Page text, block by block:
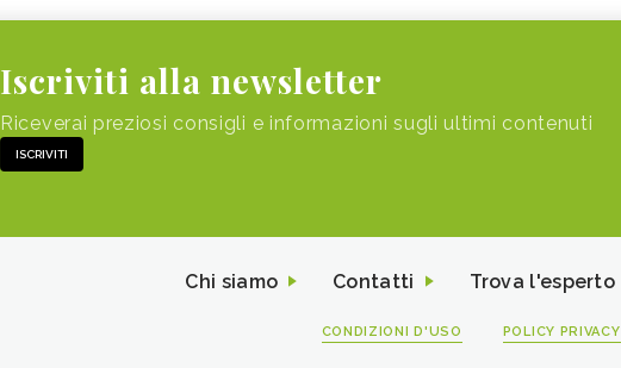
Iscriviti alla newsletter
Riceverai preziosi consigli e informazioni sugli ultimi contenuti
ISCRIVITI
Chi siamo Contatti Trova l'esperto
CONDIZIONI D'USO POLICY PRIVACY